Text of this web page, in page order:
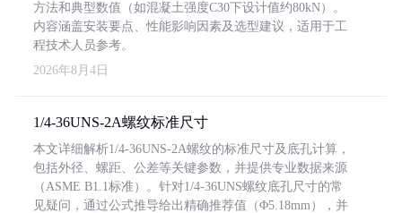
方法和典型数值（如混凝土强度C30下设计值约80kN）。
内容涵盖安装要点、性能影响因素及选型建议，适用于工
程技术人员参考。
2026年8月4日
1/4-36UNS-2A螺纹标准尺寸
本文详细解析1/4-36UNS-2A螺纹的标准尺寸及底孔计算，
包括外径、螺距、公差等关键参数，并提供专业数据来源
（ASME B1.1标准）。针对1/4-36UNS螺纹底孔尺寸的常
见疑问，通过公式推导给出精确推荐值（Φ5.18mm），并